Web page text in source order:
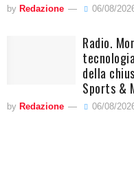
by Redazione 06/08/
Radio.
della
Sports &
by Redazione 06/08/